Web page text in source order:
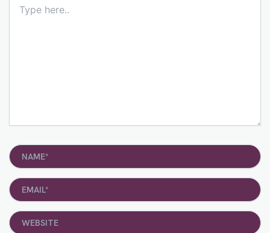
here..
Name*
Email*
Website